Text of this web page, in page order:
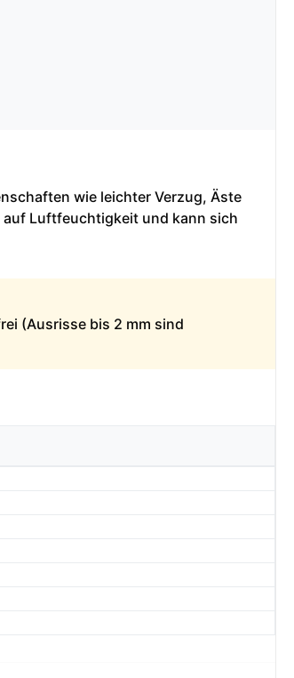
wie leichter Verzug, Äste
auf Luftfeuchtigkeit und kann sich
(Ausrisse bis 2 mm sind